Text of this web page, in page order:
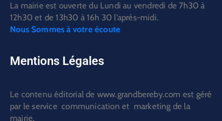
La mairie est ouverte du Lundi au vendredi de 7h30 à
12h30 et de 13h30 à 16h 30 l’après-midi.
Nous Sommes à votre écoute
Mentions Légales
Le contenu éditorial de www.grandbereby.com est géré
par le service communication et marketing de la
mairie.